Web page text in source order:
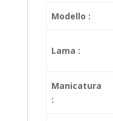
Modello :
Lama :
Manicatura
: